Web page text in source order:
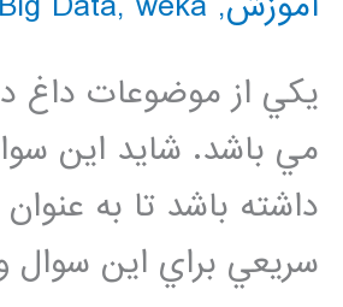
مي باشد. شايد اين
سريعي براي اين سوال